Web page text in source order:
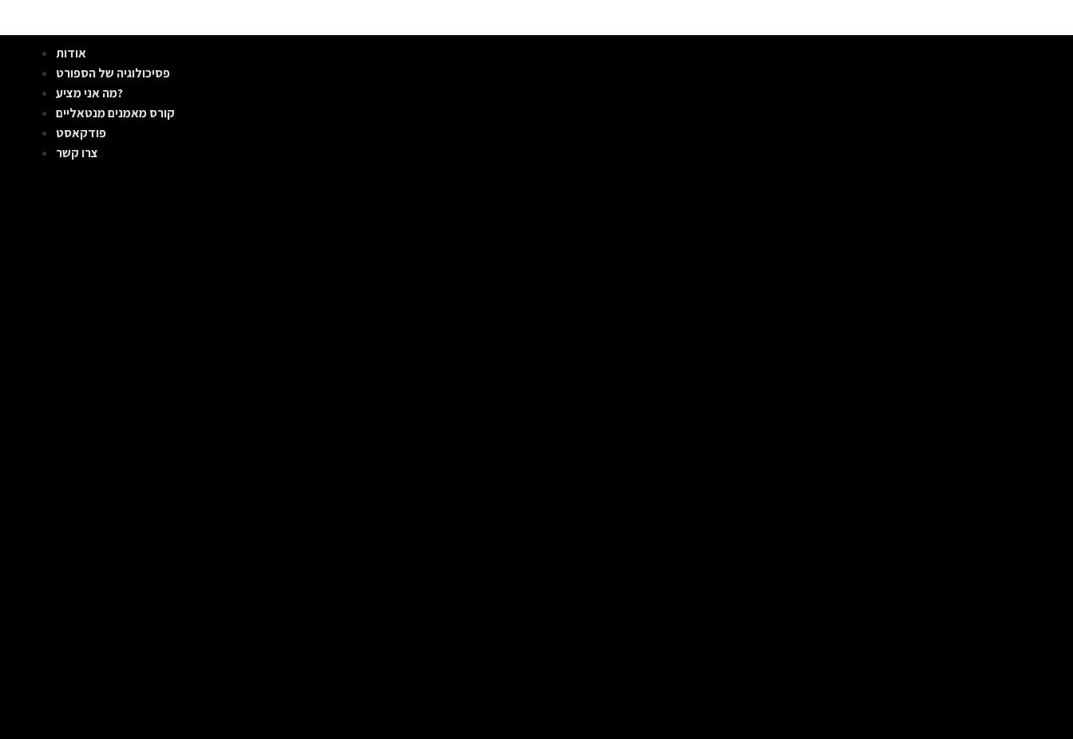
אודות
פסיכולוגיה של הספורט
מה אני מציע?
קורס מאמנים מנטאליים
פודקאסט
צרו קשר